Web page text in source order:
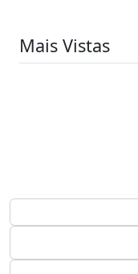
Mais Vistas